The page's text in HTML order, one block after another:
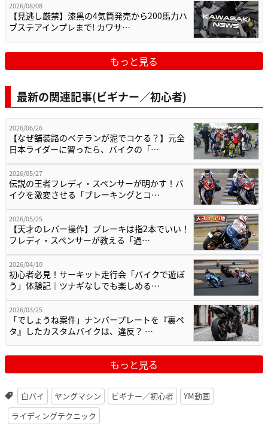
2026/08/08
【見逃し厳禁】漆黒の4気筒発売から200馬力ハ
ブステアインプレまで! カワサ…
もっと見る
最新の関連記事(ビギナー／初心者)
2026/06/26
【なぜ舗装路のベテランが泥でコケる？】元全
日本ライダーに習ったら、バイクの「…
2026/05/27
伝説の王者フレディ・スペンサーが明かす！バ
イクを激変させる「ブレーキングとコ…
2026/05/25
【天才のレバー操作】ブレーキは指2本でいい！
フレディ・スペンサーが教える「過…
2026/04/10
初心者必見！サーキット走行会「バイクで遊ぼ
う」体験記｜ツナギなしでも楽しめる…
2026/03/25
「でしょうね案件」ナンバープレートを『裏ペ
タ』したカスタムバイクは、違反？ …
もっと見る
白バイ ヤングマシン ビギナー／初心者
YM動画
ライディングテクニック